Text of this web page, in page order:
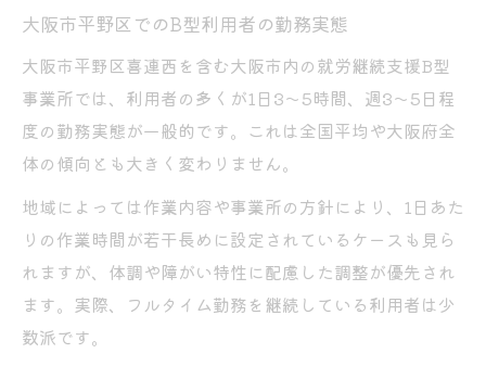
フルタイム勤務の場合の工賃見込み額はど
就労継続支援B型で実際に受け取れる工賃の
目安
で検証
無職扱いになる制度上の仕組みと背景
就労継続支援B型が無職扱いされる理由を解
大阪市平野区でのB型利用者の勤務実態
大阪市平野区喜連西を含む大阪市内の就労継続支援B型
事業所では、利用者の多くが1日3〜5時間、週3〜5日程
度の勤務実態が一般的です。これは全国平均や大阪府全
体の傾向とも大きく変わりません。
地域によっては作業内容や事業所の方針により、1日あた
りの作業時間が若干長めに設定されているケースも見ら
れますが、体調や障がい特性に配慮した調整が優先され
ます。実際、フルタイム勤務を継続している利用者は少
数派です。